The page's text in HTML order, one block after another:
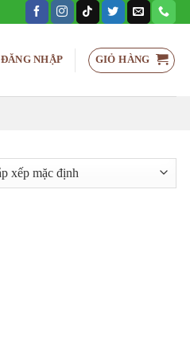
ĐĂNG NHẬP GIỎ HÀNG